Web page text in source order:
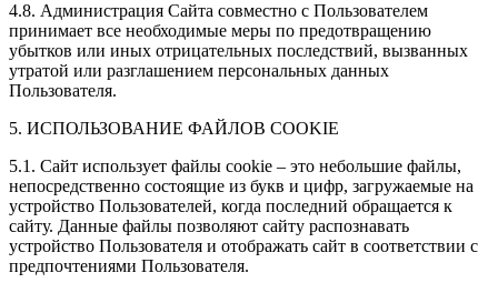
4.8. Администрация Сайта совместно с Пользователем
принимает все необходимые меры по предотвращению
убытков или иных отрицательных последствий, вызванных
утратой или разглашением персональных данных
Пользователя.
5. ИСПОЛЬЗОВАНИЕ ФАЙЛОВ COOKIE
5.1. Сайт использует файлы cookie – это небольшие файлы,
непосредственно состоящие из букв и цифр, загружаемые на
устройство Пользователей, когда последний обращается к
сайту. Данные файлы позволяют сайту распознавать
устройство Пользователя и отображать сайт в соответствии с
предпочтениями Пользователя.